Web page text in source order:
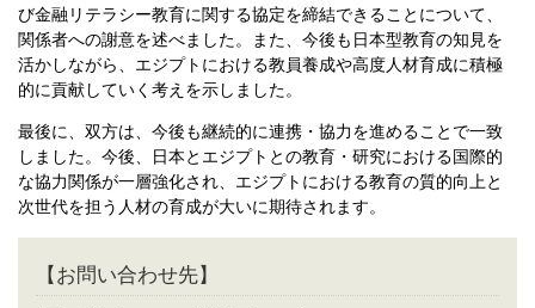
び金融リテラシー教育に関する協定を締結できることについて、
関係者への謝意を述べました。また、今後も日本型教育の知見を
活かしながら、エジプトにおける教員養成や高度人材育成に積極
的に貢献していく考えを示しました。
最後に、双方は、今後も継続的に連携・協力を進めることで一致
しました。今後、日本とエジプトとの教育・研究における国際的
な協力関係が一層強化され、エジプトにおける教育の質的向上と
次世代を担う人材の育成が大いに期待されます。
【お問い合わせ先】